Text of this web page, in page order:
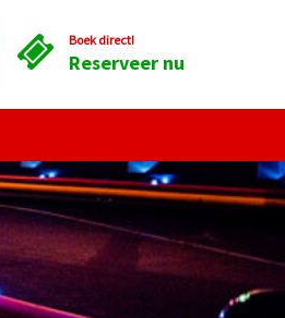
Boek direct!
Reserveer nu